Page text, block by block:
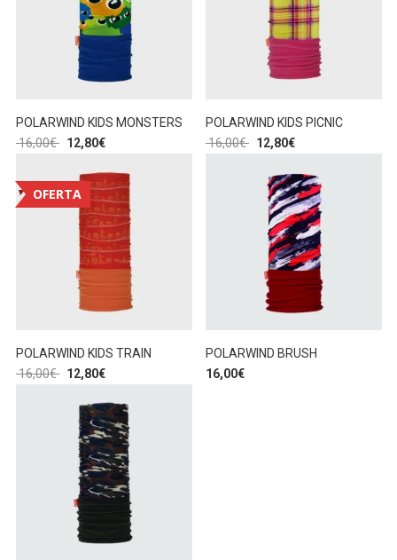
POLARWIND KIDS MONSTERS
16,00€ 12,80€
POLARWIND KIDS PICNIC
16,00€ 12,80€
OFERTA
POLARWIND KIDS TRAIN
16,00€ 12,80€
POLARWIND BRUSH
16,00€